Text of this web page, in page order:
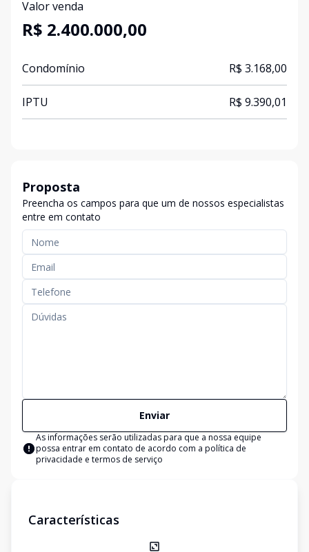
Valor venda
R$ 2.400.000,00
Condomínio R$ 3.168,00
IPTU R$ 9.390,01
Proposta
Preencha os campos para que um de nossos especialistas
entre em contato
Enviar
As informações serão utilizadas para que a nossa equipe
possa entrar em contato de acordo com a política de
privacidade e termos de serviço
Características